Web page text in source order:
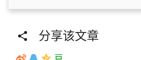
 分享该文章